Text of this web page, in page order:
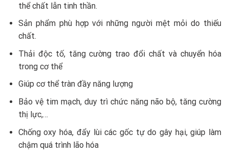
thể chất lẫn tinh thần.
Sản phẩm phù hợp với những người mệt mỏi do thiếu
chất.
Thải độc tố, tăng cường trao đổi chất và chuyển hóa
trong cơ thể
Giúp cơ thể tràn đầy năng lượng
Bảo vệ tim mạch, duy trì chức năng não bộ, tăng cường
thị lực,…
Chống oxy hóa, đẩy lùi các gốc tự do gây hại, giúp làm
chậm quá trình lão hóa